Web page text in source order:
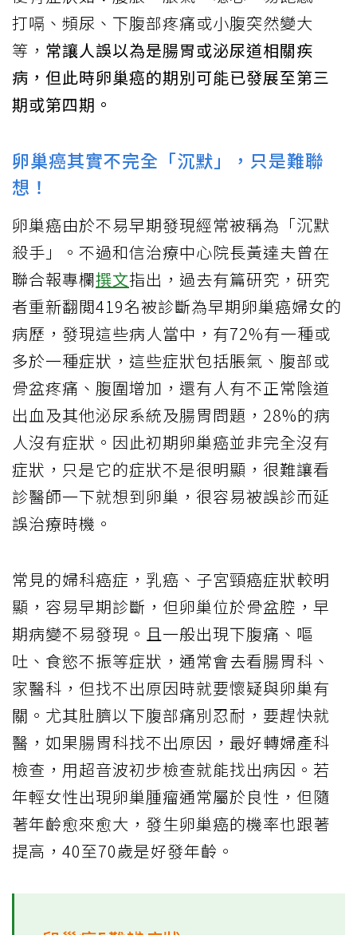
打嗝、頻尿、下腹部疼痛或小腹突然變大
等， 常讓人誤以為是腸胃或泌尿道相關疾
病，但此時卵巢癌的期別可能已發展至第三
期或第四期。
卵巢癌其實不完全「沉默」，只是難聯
想！
卵巢癌由於不易早期發現經常被稱為「沉默
殺手」。不過和信治療中心院長黃達夫曾在
聯合報專欄撰文指出，過去有篇研究，研究
者重新翻閲419名被診斷為早期卵巢癌婦女的
病歷，發現這些病人當中，有72%有一種或
多於一種症狀，這些症狀包括脹氣、腹部或
骨盆疼痛、腹圍增加，還有人有不正常陰道
出血及其他泌尿系統及腸胃問題，28%的病
人沒有症狀。因此初期卵巢癌並非完全沒有
症狀，只是它的症狀不是很明顯，很難讓看
診醫師一下就想到卵巢，很容易被誤診而延
誤治療時機。
常見的婦科癌症，乳癌、子宮頸癌症狀較明
顯，容易早期診斷，但卵巢位於骨盆腔，早
期病變不易發現。且一般出現下腹痛、嘔
吐、食慾不振等症狀，通常會去看腸胃科、
家醫科，但找不出原因時就要懷疑與卵巢有
關。尤其肚臍以下腹部痛別忍耐，要趕快就
醫，如果腸胃科找不出原因，最好轉婦產科
檢查，用超音波初步檢查就能找出病因。若
年輕女性出現卵巢腫瘤通常屬於良性，但隨
著年齡愈來愈大，發生卵巢癌的機率也跟著
提高，40至70歲是好發年齡。